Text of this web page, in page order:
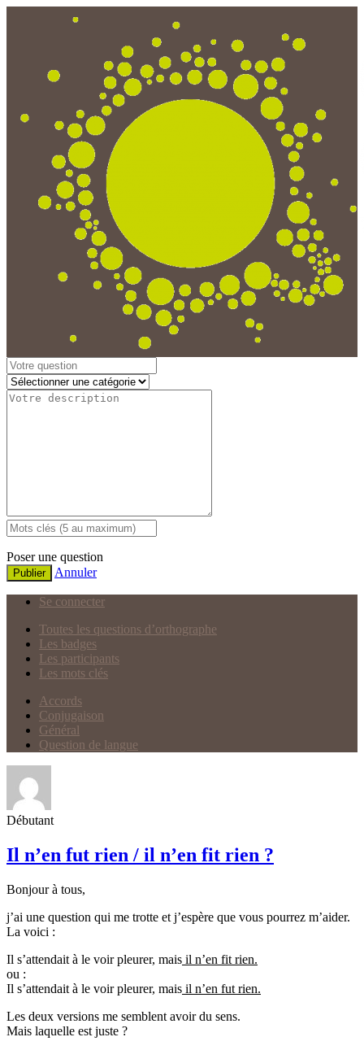
Poser une question
Publier Annuler
Se connecter
Toutes les questions d’orthographe
Les badges
Les participants
Les mots clés
Accords
Conjugaison
Général
Question de langue
Débutant
Il n’en fut rien / il n’en fit rien ?
Bonjour à tous,
j’ai une question qui me trotte et j’espère que vous pourrez m’aider.
La voici :
Il s’attendait à le voir pleurer, mais il n’en fit rien.
ou :
Il s’attendait à le voir pleurer, mais il n’en fut rien.
Les deux versions me semblent avoir du sens.
Mais laquelle est juste ?